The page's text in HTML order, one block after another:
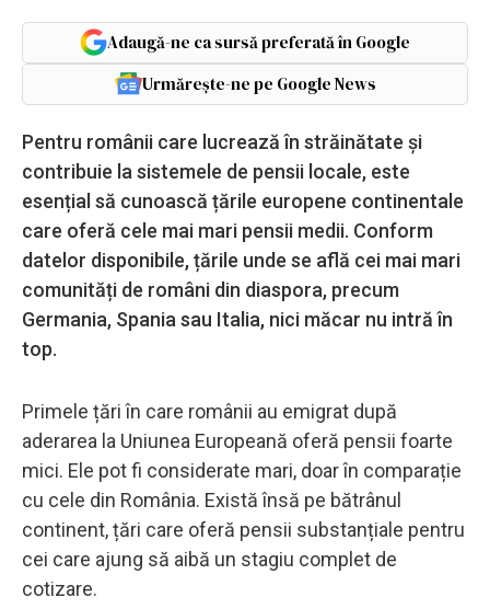
Adaugă-ne ca sursă preferată în Google
Urmărește-ne pe Google News
Pentru românii care lucrează în străinătate și
contribuie la sistemele de pensii locale, este
esențial să cunoască țările europene continentale
care oferă cele mai mari pensii medii. Conform
datelor disponibile, țările unde se află cei mai mari
comunități de români din diaspora, precum
Germania, Spania sau Italia, nici măcar nu intră în
top.
Primele țări în care românii au emigrat după
aderarea la Uniunea Europeană oferă pensii foarte
mici. Ele pot fi considerate mari, doar în comparație
cu cele din România. Există însă pe bătrânul
continent, țări care oferă pensii substanțiale pentru
cei care ajung să aibă un stagiu complet de
cotizare.